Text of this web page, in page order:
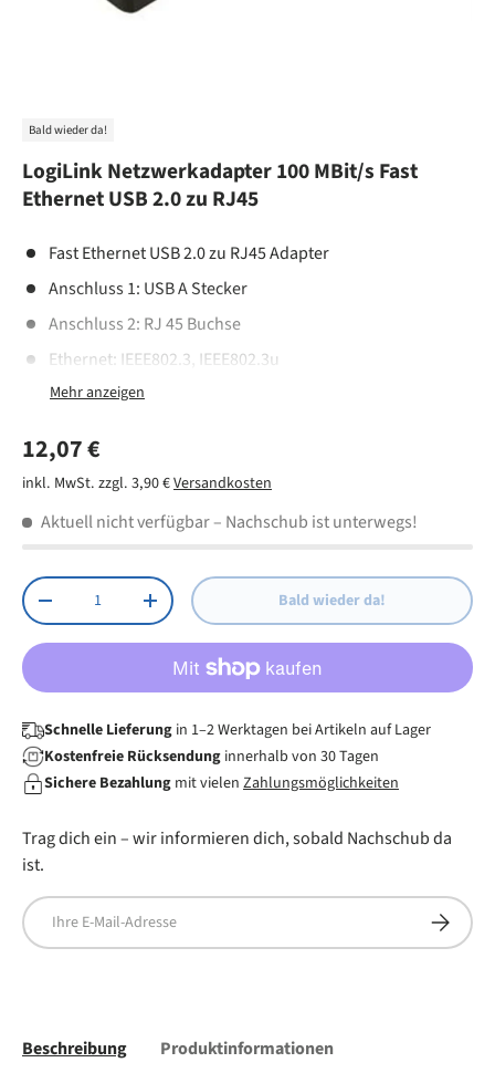
Bald wieder da!
LogiLink Netzwerkadapter 100 MBit/s Fast
Ethernet USB 2.0 zu RJ45
Fast Ethernet USB 2.0 zu RJ45 Adapter
Anschluss 1: USB A Stecker
Anschluss 2: RJ 45 Buchse
Ethernet: IEEE802.3, IEEE802.3u
Max. Geschwindigkeit: 10/100 MBit/s; Automatische
Spezifikation gemäß USB 2.0 Standard
LED für USB und Netzwerk
Normaler Preis
12,07 €
inkl. MwSt. zzgl. 3,90 €Versandkosten
Aktuell nicht verfügbar– Nachschub ist unterwegs!
Anzahl
Menge verringernMenge erhöhen Bald wieder da!
Schnelle Lieferung in 1–2 Werktagen bei Artikeln auf Lager
Kostenfreie Rücksendung innerhalb von 30 Tagen
Sichere Bezahlung mit vielen Zahlungsmöglichkeiten
Trag dich ein – wir informieren dich, sobald Nachschub da
ist.
E-Mail
Beschreibung Produktinformationen